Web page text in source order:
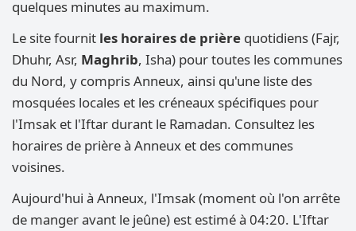
quelques minutes au maximum.
Le site fournit les horaires de prière quotidiens (Fajr,
Dhuhr, Asr, Maghrib, Isha) pour toutes les communes
du Nord, y compris Anneux, ainsi qu'une liste des
mosquées locales et les créneaux spécifiques pour
l'Imsak et l'Iftar durant le Ramadan. Consultez les
horaires de prière à Anneux et des communes
voisines.
Aujourd'hui à Anneux, l'Imsak (moment où l'on arrête
de manger avant le jeûne) est estimé à 04:20. L'Iftar